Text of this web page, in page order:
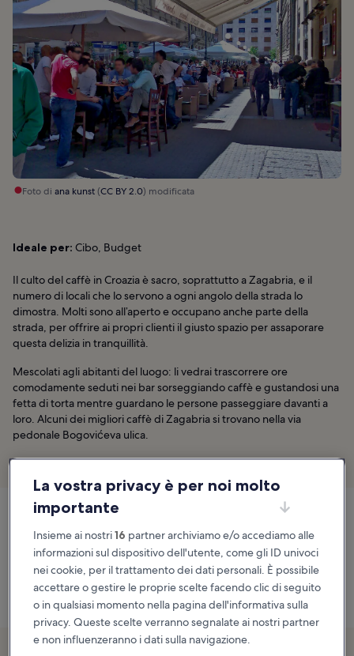
Foto di ana kunst(CC BY 2.0) modificata
Ideale per: Cibo, Budget
Il culto del caffè in Croazia è sacro, soprattutto a Zagabria, e il
numero di locali che lo servono a ogni angolo della strada lo
dimostra. Molti sono all’aperto e occupano anche parte della
strada, per offrire ai propri clienti il giusto spazio per assaporare
questa delizia in tranquillità.
Mescolati agli abitanti del luogo: li vedrai trascorrere ore
comodamente seduti nei bar sorseggiando caffè e gustandosi una
fetta di torta mentre guardano le persone passeggiare davanti a
loro. Alcuni dei migliori caffè di Zagabria si trovano nella via
pedonale Bogovićeva ulica.
Inizia la giornata sorseggiando un caffè
mentre guardi le persone passeggiare
per Bogovićeva ulica
Bogovićeva ulica, 10000, Zagabria, Croazia
Mappa
2. Da non perdere: Chiesa di San Marco
La vostra privacy è per noi molto
importante
Insieme ai nostri16 partner archiviamo e/o accediamo alle
informazioni sul dispositivo dell'utente, come gli ID univoci
nei cookie, per il trattamento dei dati personali. È possibile
accettare o gestire le proprie scelte facendo clic di seguito
o in qualsiasi momento nella pagina dell'informativa sulla
privacy. Queste scelte verranno segnalate ai nostri partner
e non influenzeranno i dati sulla navigazione.